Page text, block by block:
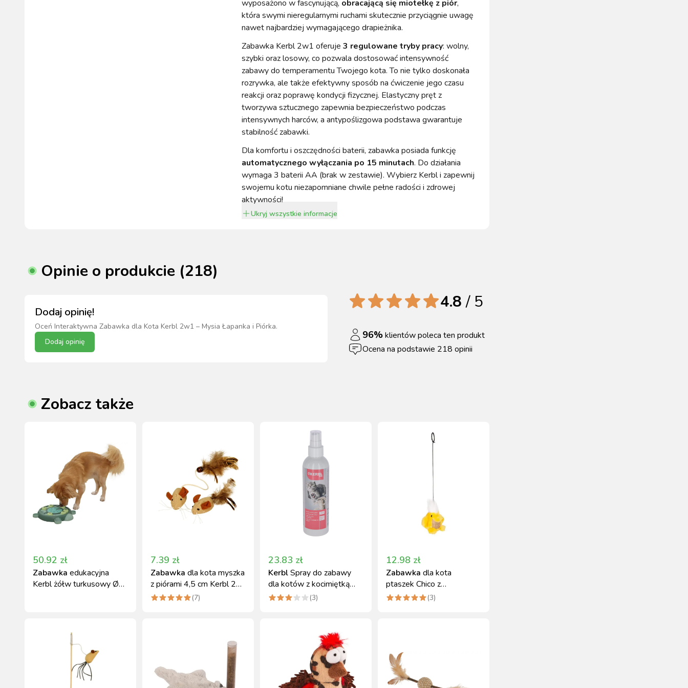
wyposażono w fascynującą, obracającą się miotełkę z piór,
która swymi nieregularnymi ruchami skutecznie przyciągnie uwagę
nawet najbardziej wymagającego drapieżnika.
Zabawka Kerbl 2w1 oferuje 3 regulowane tryby pracy: wolny,
szybki oraz losowy, co pozwala dostosować intensywność
zabawy do temperamentu Twojego kota. To nie tylko doskonała
rozrywka, ale także efektywny sposób na ćwiczenie jego czasu
reakcji oraz poprawę kondycji fizycznej. Elastyczny pręt z
tworzywa sztucznego zapewnia bezpieczeństwo podczas
intensywnych harców, a antypoślizgowa podstawa gwarantuje
stabilność zabawki.
Dla komfortu i oszczędności baterii, zabawka posiada funkcję
automatycznego wyłączania po 15 minutach. Do działania
wymaga 3 baterii AA (brak w zestawie). Wybierz Kerbl i zapewnij
swojemu kotu niezapomniane chwile pełne radości i zdrowej
aktywności!
Ukryj wszystkie informacje
Opinie o produkcie (218)
Dodaj opinię!
Oceń Interaktywna Zabawka dla Kota Kerbl 2w1 – Mysia Łapanka i Piórka.
Dodaj opinię
4.8/ 5
96%klientów poleca ten produkt
Ocena na podstawie 218 opinii
Zobacz także
50.92 zł
Zabawka edukacyjna
Kerbl żółw turkusowy Ø
7.39 zł
Zabawka dla kota myszka
z piórami 4,5 cm Kerbl 2
sztuki
(7)
23.83 zł
KerblSpray do zabawy
dla kotów z kocimiętką
200 ml
(3)
12.98 zł
Zabawka dla kota
ptaszek Chico z
dźwiękiem, Kerbl
(3)